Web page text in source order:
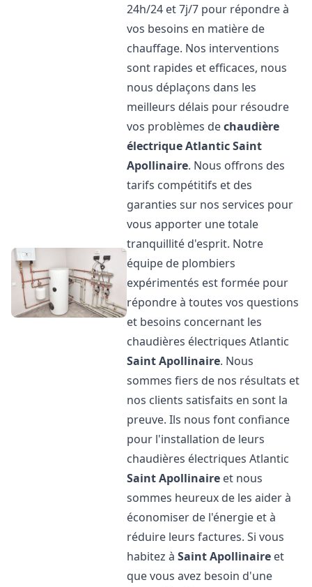
24h/24 et 7j/7 pour répondre à
vos besoins en matière de
chauffage. Nos interventions
sont rapides et efficaces, nous
nous déplaçons dans les
meilleurs délais pour résoudre
vos problèmes dechaudière
électrique AtlanticSaint
Apollinaire. Nous offrons des
tarifs compétitifs et des
garanties sur nos services pour
vous apporter une totale
tranquillité d'esprit. Notre
équipe de plombiers
expérimentés est formée pour
répondre à toutes vos questions
et besoins concernant les
chaudières électriques Atlantic
Saint Apollinaire. Nous
sommes fiers de nos résultats et
nos clients satisfaits en sont la
preuve. Ils nous font confiance
pour l'installation de leurs
chaudières électriques Atlantic
Saint Apollinaire et nous
sommes heureux de les aider à
économiser de l'énergie et à
réduire leurs factures. Si vous
habitez àSaint Apollinaire et
que vous avez besoin d'une